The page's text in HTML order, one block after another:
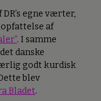
egne værter,
af
. I samme
danske
godt kurdisk
blev
Bladet.